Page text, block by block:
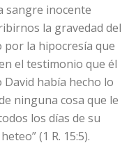
sangre inocente
la gravedad del
por la hipocresía que
el testimonio que él
había hecho lo
ninguna cosa que le
los días de su
(1 R. 15:5).